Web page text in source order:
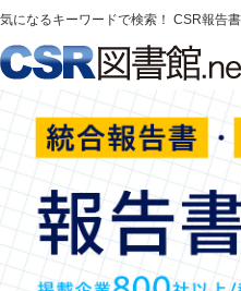
気になるキーワードで検索！ CSR報告